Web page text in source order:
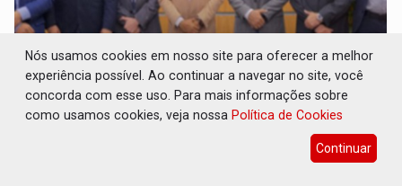
TRANSPARÊNCIA: TCE reúne candidatos ao
Governo e apresenta diagnóstico sobre
Rondônia
A proposta foi colocar à disposição dos postulantes
Nós usamos cookies em nosso site para oferecer a melhor
experiência possível. Ao continuar a navegar no site, você
concorda com esse uso. Para mais informações sobre
como usamos cookies, veja nossa Política de Cookies
Continuar